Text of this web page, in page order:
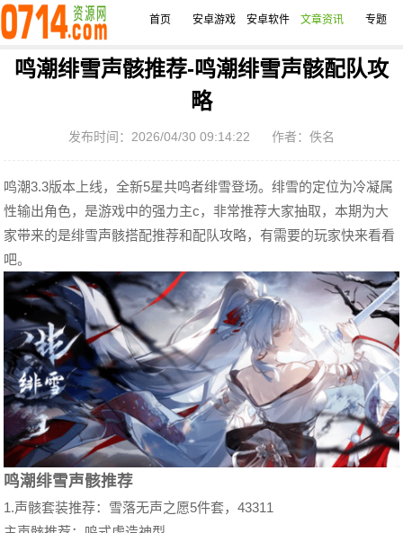
首页 安卓游戏 安卓软件 文章资讯 专题
鸣潮绯雪声骸推荐-鸣潮绯雪声骸配队攻
略
发布时间：2026/04/30 09:14:22 作者：佚名
鸣潮3.3版本上线，全新5星共鸣者绯雪登场。绯雪的定位为冷凝属
性输出角色，是游戏中的强力主c，非常推荐大家抽取，本期为大
家带来的是绯雪声骸搭配推荐和配队攻略，有需要的玩家快来看看
吧。
鸣潮绯雪声骸推荐
1.声骸套装推荐：雪落无声之愿5件套，43311